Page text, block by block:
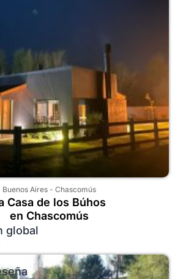
Buenos Aires- Chascomús
Casa de los Búhos
en Chascomús
global